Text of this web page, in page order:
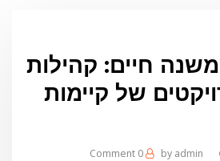
חיים: קהילות
של קיימות
by admin
0 Comment